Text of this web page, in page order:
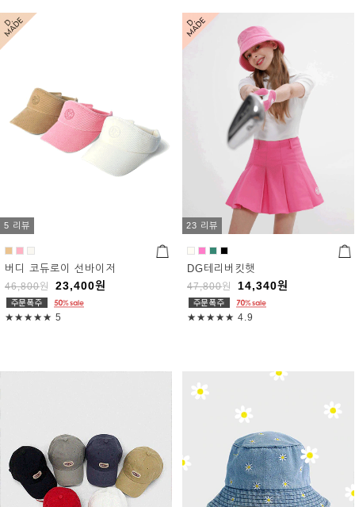
5 리뷰
버디 코듀로이 선바이저
46,800원 23,400원
★★★★★ 5
23 리뷰
DG테리버킷햇
47,800원 14,340원
★★★★★ 4.9